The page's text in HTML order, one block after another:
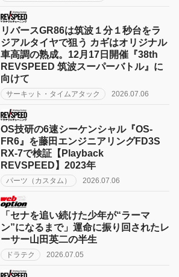
リバースGR86は筑波１分１秒台をラ
ジアルタイヤで狙う カギはオリジナル
車高調の熟成。12月17日開催『38th
REVSPEED 筑波スーパーバトル』に
向けて
サーキット・タイムアタック 2026.07.06
OS技研の6速シーケンシャル『OS-
FR6』を藤田エンジニアリングFD3S
RX-7で検証【Playback
REVSPEED】2023年
パーツ（カスタム） 2026.07.06
「セナを追い続けた少年が“ラーマ
ン”になるまで」運命に振り回されたレ
ーサー山田英二の半生
ドラテク 2026.07.05